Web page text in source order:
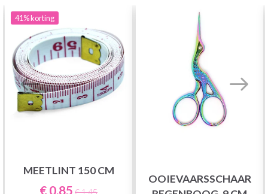
41%korting
MEETLINT 150 CM
€ 0,85 € 1,45
OOIEVAARSSCHAAR